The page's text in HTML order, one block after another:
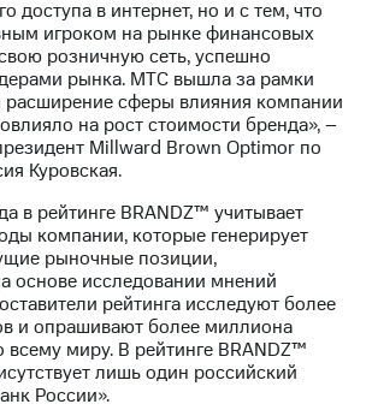
доступа в интернет, но и с тем, что
игроком на рынке финансовых
розничную сеть, успешно
рынка. МТС вышла за рамки
расширение сферы влияния компании
на рост стоимости бренда», –
Millward Brown Optimor по
Куровская.
в рейтинге BRANDZ™ учитывает
компании, которые генерирует
рыночные позиции,
основе исследовании мнений
рейтинга исследуют более
и опрашивают более миллиона
всему миру. В рейтинге BRANDZ™
лишь один российский
России».